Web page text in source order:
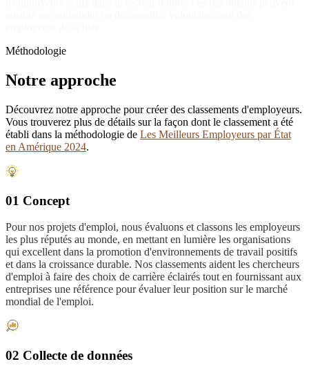
Méthodologie
Notre approche
Découvrez notre approche pour créer des classements d'employeurs.
Vous trouverez plus de détails sur la façon dont le classement a été
établi dans la méthodologie de Les Meilleurs Employeurs par État
en Amérique 2024.
01 Concept
Pour nos projets d'emploi, nous évaluons et classons les employeurs
les plus réputés au monde, en mettant en lumière les organisations
qui excellent dans la promotion d'environnements de travail positifs
et dans la croissance durable. Nos classements aident les chercheurs
d'emploi à faire des choix de carrière éclairés tout en fournissant aux
entreprises une référence pour évaluer leur position sur le marché
mondial de l'emploi.
02 Collecte de données